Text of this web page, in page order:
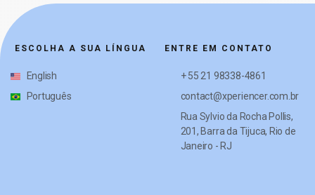
ESCOLHA A SUA LÍNGUA
English
Português
ENTRE EM CONTATO
+ 55 21 98338-4861
contact@xperiencer.com.br
Rua Sylvio da Rocha Pollis,
201, Barra da Tijuca, Rio de
Janeiro - RJ